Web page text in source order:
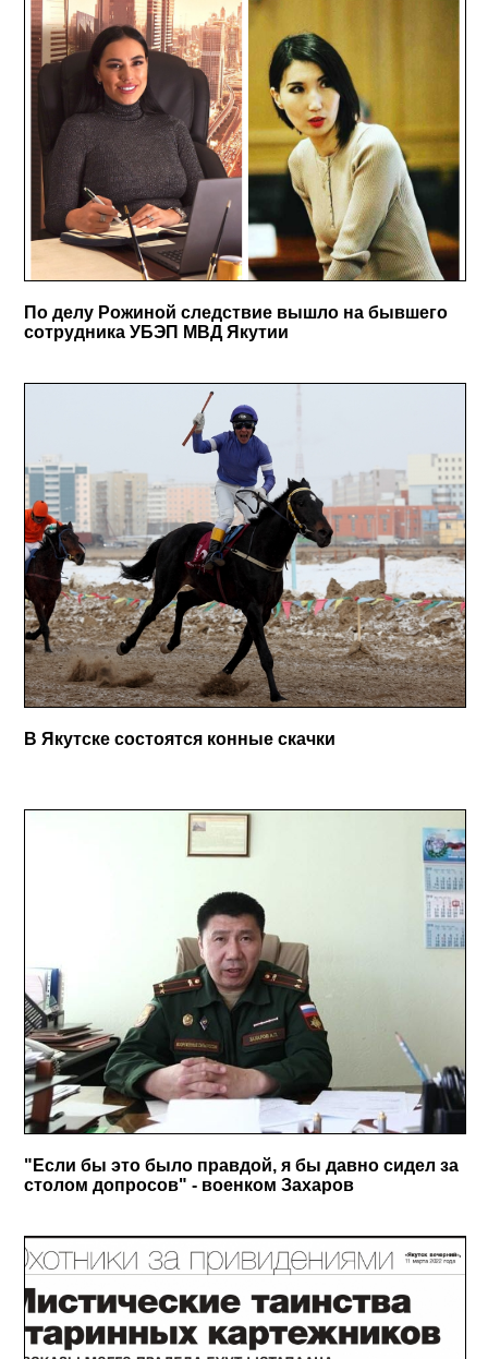
По делу Рожиной следствие вышло на бывшего
сотрудника УБЭП МВД Якутии
В Якутске состоятся конные скачки
"Если бы это было правдой, я бы давно сидел за
столом допросов" - военком Захаров